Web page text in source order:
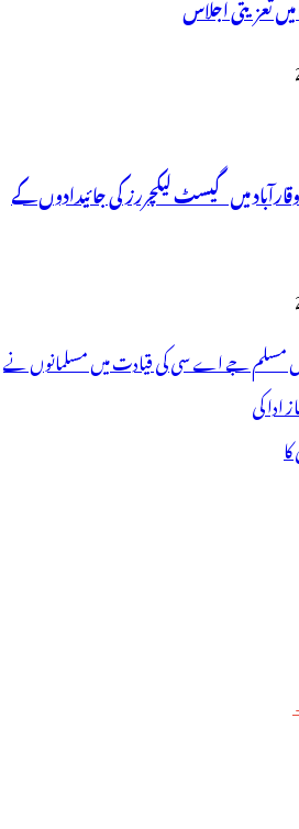
میں گیسٹ لیکچررز کی جائیدادوں کے
مسلم جے اے سی کی قیادت میں مسلمانوں نے
کی